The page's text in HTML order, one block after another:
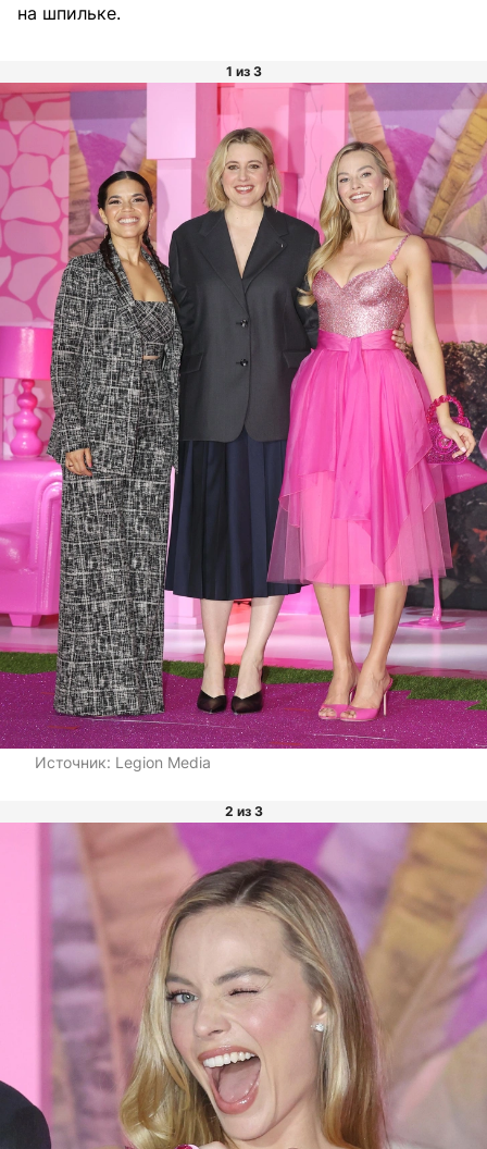
на шпильке.
1 из 3
Источник: Legion Media
2 из 3